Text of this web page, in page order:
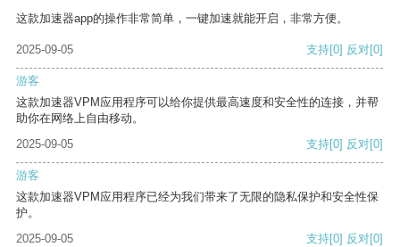
这款加速器app的操作非常简单，一键加速就能开启，非常方便。
2025-09-05 支持[0] 反对[0]
游客
这款加速器VPM应用程序可以给你提供最高速度和安全性的连接，并帮
助你在网络上自由移动。
2025-09-05
支持[0] 反对[0]
游客
这款加速器VPM应用程序已经为我们带来了无限的隐私保护和安全性保
护。
2025-09-05
支持[0] 反对[0]